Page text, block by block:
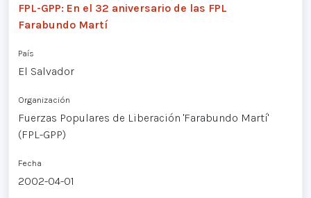
FPL-GPP: En el 32 aniversario de las FPL
Farabundo Martí
País
El Salvador
Organización
Fuerzas Populares de Liberación 'Farabundo Martí'
(FPL-GPP)
Fecha
2002-04-01